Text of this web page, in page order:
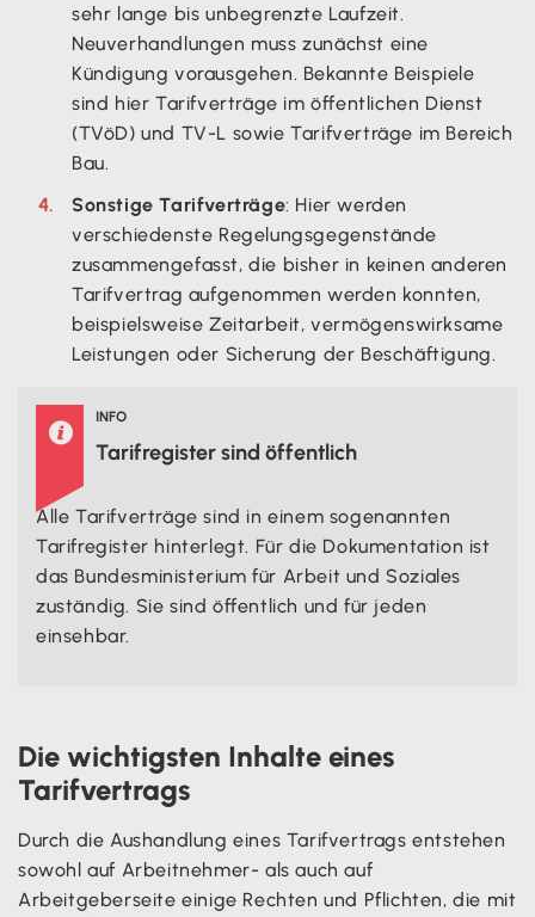
sehr lange bis unbegrenzte Laufzeit.
Neuverhandlungen muss zunächst eine
Kündigung vorausgehen. Bekannte Beispiele
sind hier Tarifverträge im öffentlichen Dienst
(TVöD) und TV-L sowie Tarifverträge im Bereich
Bau.
Sonstige Tarifverträge: Hier werden
verschiedenste Regelungsgegenstände
zusammengefasst, die bisher in keinen anderen
Tarifvertrag aufgenommen werden konnten,
beispielsweise Zeitarbeit, vermögenswirksame
Leistungen oder Sicherung der Beschäftigung.
 INFO
Tarifregister sind öffentlich
Alle Tarifverträge sind in einem sogenannten
Tarifregister hinterlegt. Für die Dokumentation ist
das Bundesministerium für Arbeit und Soziales
zuständig. Sie sind öffentlich und für jeden
einsehbar.
Die wichtigsten Inhalte eines
Tarifvertrags
Durch die Aushandlung eines Tarifvertrags entstehen
sowohl auf Arbeitnehmer- als auch auf
Arbeitgeberseite einige Rechten und Pflichten, die mit